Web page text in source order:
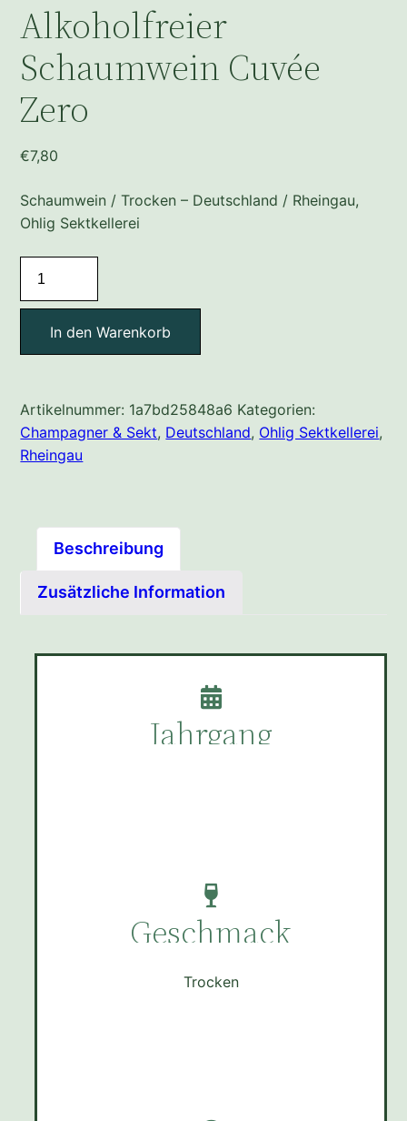
Alkoholfreier
Schaumwein Cuvée
Zero
€7,80
Schaumwein / Trocken – Deutschland / Rheingau,
Ohlig Sektkellerei
Schaumwein
Cuvée
Zero
Menge
In den Warenkorb
Artikelnummer: 1a7bd25848a6 Kategorien:
Champagner & Sekt, Deutschland, Ohlig Sektkellerei,
Rheingau
Beschreibung
Zusätzliche Information
Jahrgang
Geschmack
Trocken